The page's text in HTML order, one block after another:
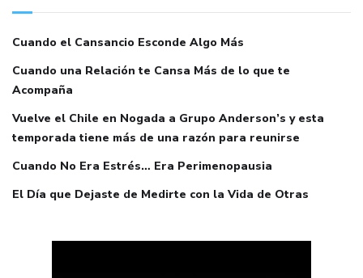
Cuando el Cansancio Esconde Algo Más
Cuando una Relación te Cansa Más de lo que te
Acompaña
Vuelve el Chile en Nogada a Grupo Anderson’s y esta
temporada tiene más de una razón para reunirse
Cuando No Era Estrés… Era Perimenopausia
El Día que Dejaste de Medirte con la Vida de Otras